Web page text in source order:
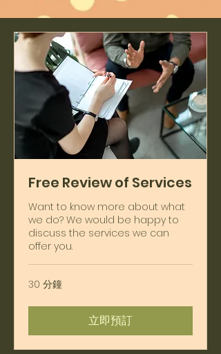
Free Review of Services
Want to know more about what
we do? We would be happy to
discuss the services we can
offer you.
30 分鐘
立即預訂